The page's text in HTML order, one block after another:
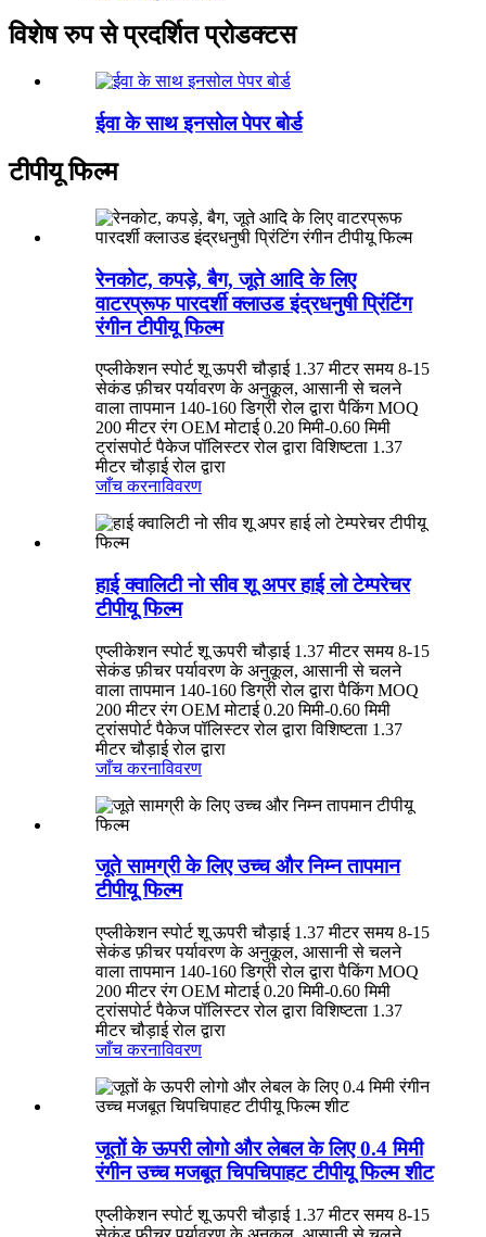
विशेष रुप से प्रदर्शित प्रोडक्टस
ईवा के साथ इनसोल पेपर बोर्ड
टीपीयू फिल्म
रेनकोट, कपड़े, बैग, जूते आदि के लिए
वाटरप्रूफ पारदर्शी क्लाउड इंद्रधनुषी प्रिंटिंग
रंगीन टीपीयू फिल्म
एप्लीकेशन स्पोर्ट शू ऊपरी चौड़ाई 1.37 मीटर समय 8-15
सेकंड फ़ीचर पर्यावरण के अनुकूल, आसानी से चलने
वाला तापमान 140-160 डिग्री रोल द्वारा पैकिंग MOQ
200 मीटर रंग OEM मोटाई 0.20 मिमी-0.60 मिमी
ट्रांसपोर्ट पैकेज पॉलिस्टर रोल द्वारा विशिष्टता 1.37
मीटर चौड़ाई रोल द्वारा
जाँच करनाविवरण
हाई क्वालिटी नो सीव शू अपर हाई लो टेम्परेचर
टीपीयू फिल्म
एप्लीकेशन स्पोर्ट शू ऊपरी चौड़ाई 1.37 मीटर समय 8-15
सेकंड फ़ीचर पर्यावरण के अनुकूल, आसानी से चलने
वाला तापमान 140-160 डिग्री रोल द्वारा पैकिंग MOQ
200 मीटर रंग OEM मोटाई 0.20 मिमी-0.60 मिमी
ट्रांसपोर्ट पैकेज पॉलिस्टर रोल द्वारा विशिष्टता 1.37
मीटर चौड़ाई रोल द्वारा
जाँच करनाविवरण
जूते सामग्री के लिए उच्च और निम्न तापमान
टीपीयू फिल्म
एप्लीकेशन स्पोर्ट शू ऊपरी चौड़ाई 1.37 मीटर समय 8-15
सेकंड फ़ीचर पर्यावरण के अनुकूल, आसानी से चलने
वाला तापमान 140-160 डिग्री रोल द्वारा पैकिंग MOQ
200 मीटर रंग OEM मोटाई 0.20 मिमी-0.60 मिमी
ट्रांसपोर्ट पैकेज पॉलिस्टर रोल द्वारा विशिष्टता 1.37
मीटर चौड़ाई रोल द्वारा
जाँच करनाविवरण
जूतों के ऊपरी लोगो और लेबल के लिए 0.4 मिमी
रंगीन उच्च मजबूत चिपचिपाहट टीपीयू फिल्म शीट
एप्लीकेशन स्पोर्ट शू ऊपरी चौड़ाई 1.37 मीटर समय 8-15